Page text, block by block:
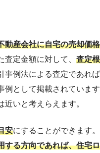
動産会社に自宅の売却価格
定金額に対して、 査定根
事例法による査定であれば
例として掲載されています
いと考えらえます。
安にすることができます。
する方向であれば、住宅ロ